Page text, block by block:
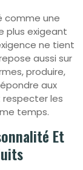
comme une
plus exigeant
ne tient
aussi sur
produire,
aux
les
temps.
Et